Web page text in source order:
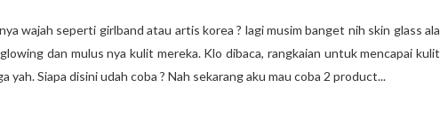
wajah seperti girlband atau artis korea ? lagi musim banget nih skin glass ala
dan mulus nya kulit mereka. Klo dibaca, rangkaian untuk mencapai kulit
yah. Siapa disini udah coba ? Nah sekarang aku mau coba 2 product...